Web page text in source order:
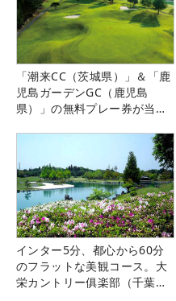
「潮来CC（茨城県）」＆「鹿
児島ガーデンGC（鹿児島
県）」の無料プレー券が当た
インター5分、都心から60分
のフラットな美観コース。大
栄カントリー俱楽部（千葉